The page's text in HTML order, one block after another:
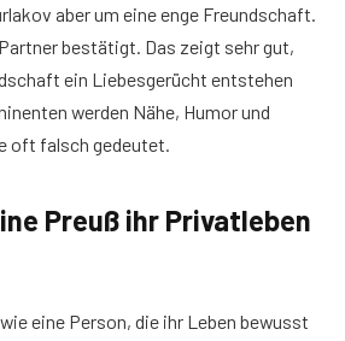
aber um eine enge Freundschaft.
bestätigt. Das zeigt sehr gut,
ein Liebesgerücht entstehen
werden Nähe, Humor und
oft falsch gedeutet.
Preuß ihr Privatleben
eine Person, die ihr Leben bewusst